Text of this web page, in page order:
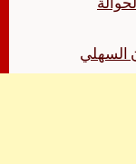
السهلي